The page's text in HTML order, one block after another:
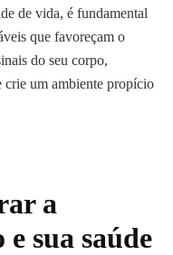
de vida, é fundamental
que favoreçam o
do seu corpo,
crie um ambiente propício
a
e sua saúde